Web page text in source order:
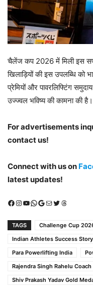
चैलेंज कप 2026 में मिली इस
खिलाड़ियों की इस उपलब्धि को
प्रेमियों और पावरलिफ्टिंग
उज्ज्वल भविष्य की कामना की है।
For advertisements
contact us!
Connect with us on
latest updates!
Facebook
Instagram
YouTube
WhatsApp
Google
MailX (Twitter)
Threads
TAGS Challenge Cup
Indian Athletes Success Story
Para Powerlifting India
Rajendra Singh Rahelu Coach
Shiv Prakash Yadav Gold